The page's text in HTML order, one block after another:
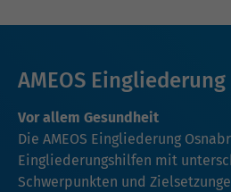
AMEOS
Vor allem Gesundheit
Die AMEOS Eingliederung
Eingliederungshilfen mit
Schwerpunkten und